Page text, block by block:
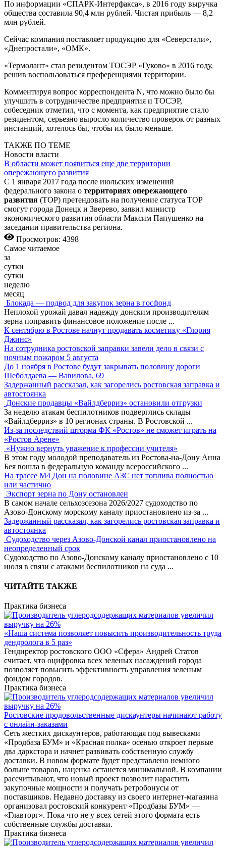
По информации «СПАРК-Интерфакса», в 2016 году выручка
общества составила 90,4 млн рублей. Чистая прибыль — 8,2
млн рублей.
Сейчас компания поставляет продукцию для «Северстали»,
«Днепростали», «ОМК».
«Термолант» стал резидентом ТОСЭР «Гуково» в 2016 году,
решив воспользоваться преференциями территории.
Комментируя вопрос корреспондента N, что можно было бы
улучшить в сотрудничестве предприятия и ТОСЭР,
собеседник отметил, что с момента, как предприятие стало
резидентом, серьезно выросло количество проверок от разных
инстанций, хотелось бы, чтобы их было меньше.
ТАКЖЕ ПО ТЕМЕ
Новости власти
В области может появиться еще две территории
опережающего развития
С 1 января 2017 года после июльских изменений
федерального закона о территориях опережающего
развития (ТОР) претендовать на получение статуса ТОР
смогут города Донецк и Зверево, заявил министр
экономического развития области Максим Папушенко на
заседании правительства региона.
Просмотров: 4398
Самое читаемое
за
сутки
сутки
неделю
месяц
Блокада — подвод для закупок зерна в госфонд
Неплохой урожай давал надежду донским производителям
зерна поправить финансовое положение после ...
К сентябрю в Ростове начнут продавать косметику «Глория
Джинс»
На сотрудника ростовской заправки завели дело в связи с
ночным пожаром 5 августа
До 1 ноября в Ростове будут закрывать половину дороги
Шеболдаева — Вавилова, 69
Задержанный рассказал, как загорелись ростовская заправка и
автостоянка
Донские продавцы «Вайлдберриз» остановили отгрузки
За неделю атакам беспилотников подверглись склады
«Вайлдберриз» в 10 регионах страны. В Ростовской ...
Из-за последствий шторма ФК «Ростов» не сможет играть на
«Ростов Арене»
«Нужно вернуть уважение к профессии учителя»
В этом году молодой преподаватель из Ростова-на-Дону Анна
Бея вошла в федеральную команду всероссийского ...
На трассе М4 Дон на половине АЗС нет топлива полностью
или частично
Экспорт зерна по Дону остановлен
В самом начале сельхозсезона 2026/2027 судоходство по
Азово-Донскому морскому каналу приостановлено из-за ...
Задержанный рассказал, как загорелись ростовская заправка и
автостоянка
Судоходство через Азово-Донской канал приостановлено на
неопределенный срок
Судоходство по Азово-Донскому каналу приостановлено с 10
июля в связи с атаками беспилотников на суда ...
ЧИТАЙТЕ ТАКЖЕ
Практика бизнеса
«Наша система позволяет повысить производительность труда
дендролога в 5 раз»
Гендиректор ростовского ООО «Сфера» Андрей Статов
считает, что оцифровка всех зеленых насаждений города
позволяет повысить эффективность управления зеленым
фондом городов.
Практика бизнеса
Ростовские продовольственные дискаунтеры начинают работу
с онлайн-заказами
Сеть жестких дискаунтеров, работающая под вывесками
«Продбаза БУМ» и «Красная полка» осенью откроет первые
два даркстора и начнет развивать собственную службу
доставки. В новом формате будет представлено немного
больше товаров, наценка останется минимальной. В компании
рассчитывают, что новый проект позволит нарастить
закупочные мощности и получать ретробонусы от
поставщиков. Недавно доставку из своего интернет-магазина
организовал ростовский конкурент «Продбазы БУМ» —
«Главторг». Пока что не у всех сетей этого формата есть
собственные службы доставки.
Практика бизнеса